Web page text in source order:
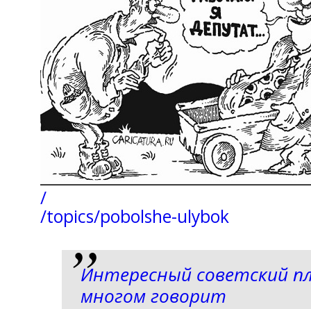
/
/topics/pobolshe-ulybok
Интересный советский
многом говорит